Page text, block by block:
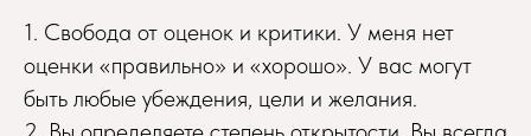
1. Свобода от оценок и критики. У меня нет
оценки «правильно» и «хорошо». У вас могут
быть любые убеждения, цели и желания.